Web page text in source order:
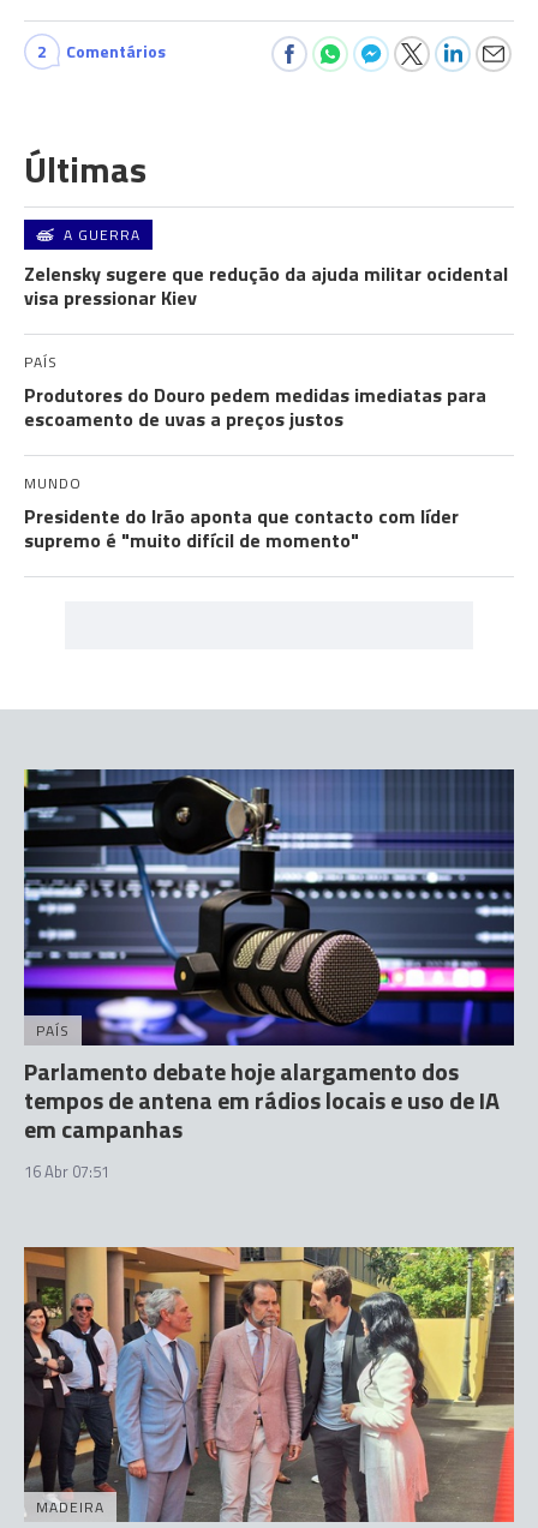
2 Comentários
Últimas
A GUERRA
Zelensky sugere que redução da ajuda militar ocidental
visa pressionar Kiev
PAÍS
Produtores do Douro pedem medidas imediatas para
escoamento de uvas a preços justos
MUNDO
Presidente do Irão aponta que contacto com líder
supremo é "muito difícil de momento"
PAÍS
Parlamento debate hoje alargamento dos
tempos de antena em rádios locais e uso de IA
em campanhas
16 Abr 07:51
MADEIRA